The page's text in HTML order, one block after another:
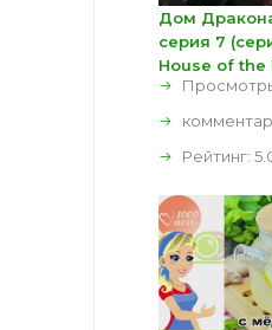
Дом
серия 7
House of the
Рейтинг: